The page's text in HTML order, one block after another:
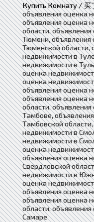
Купить Комнату / 买
объявления оценка
объявления оценка
области,
Тюмени, объявления
Тюменской области,
недвижимости в
недвижимости в
оценка
оценка
объявления оценка
объявления оценка
области,
Тамбове,
Тамбовской
недвижимости в
недвижимости в
оценка
объявления оценка
Свердловской
недвижимости в
оценка
объявления оценка
объявления оценка
области,
Самаре